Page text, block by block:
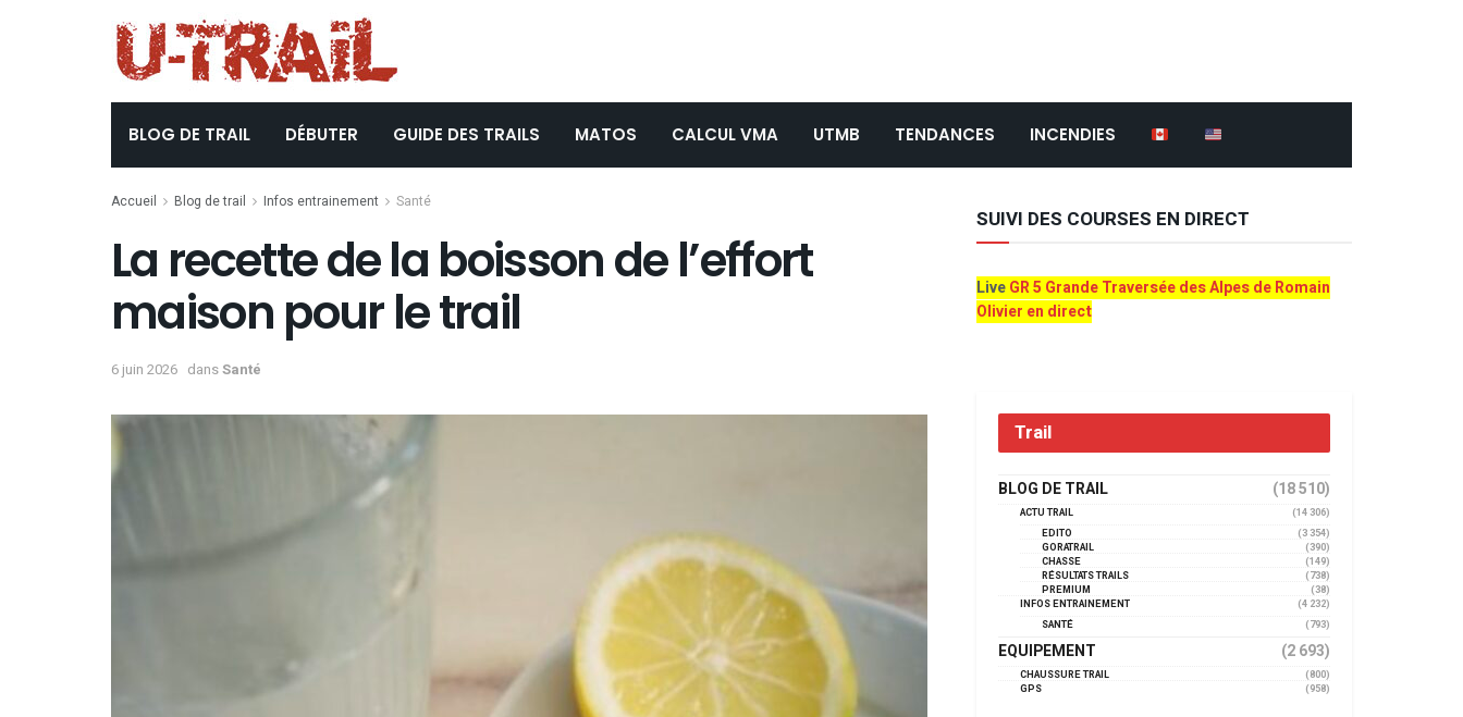
BLOG DE TRAIL DÉBUTER GUIDE DES TRAILS MATOS CALCUL VMA UTMB TENDANCES INCENDIES
Accueil Blog de trail Infos entrainement Santé
La recette de la boisson de l’effort
maison pour le trail
6 juin 2026 dansSanté
SUIVI DES COURSES EN DIRECT
LiveGR 5 Grande Traversée des Alpes de Romain
Olivier en direct
Trail
BLOG DE TRAIL (18 510)
ACTU TRAIL
(14 306)
EDITO
(3 354)
GORATRAIL
(390)
CHASSE
(149)
RÉSULTATS TRAILS
(738)
PREMIUM
(38)
INFOS ENTRAINEMENT
(4 232)
SANTÉ
(793)
EQUIPEMENT (2 693)
CHAUSSURE TRAIL
(800)
GPS
(958)